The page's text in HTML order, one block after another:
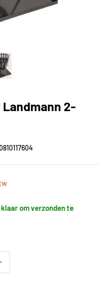
2-
om verzonden te